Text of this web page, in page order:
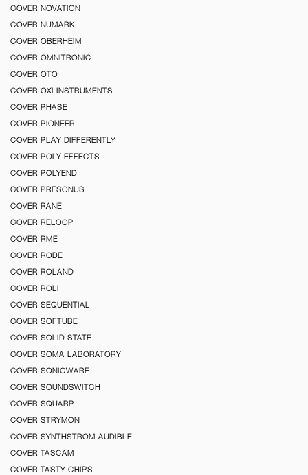
COVER NOVATION
COVER NUMARK
COVER OBERHEIM
COVER OMNITRONIC
COVER OTO
COVER OXI INSTRUMENTS
COVER PHASE
COVER PIONEER
COVER PLAY DIFFERENTLY
COVER POLY EFFECTS
COVER POLYEND
COVER PRESONUS
COVER RANE
COVER RELOOP
COVER RME
COVER RODE
COVER ROLAND
COVER ROLI
COVER SEQUENTIAL
COVER SOFTUBE
COVER SOLID STATE
COVER SOMA LABORATORY
COVER SONICWARE
COVER SOUNDSWITCH
COVER SQUARP
COVER STRYMON
COVER SYNTHSTROM AUDIBLE
COVER TASCAM
COVER TASTY CHIPS